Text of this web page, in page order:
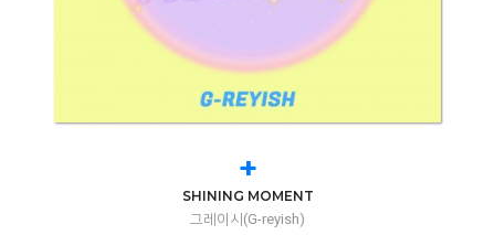
+
SHINING MOMENT
그레이시(G-reyish)